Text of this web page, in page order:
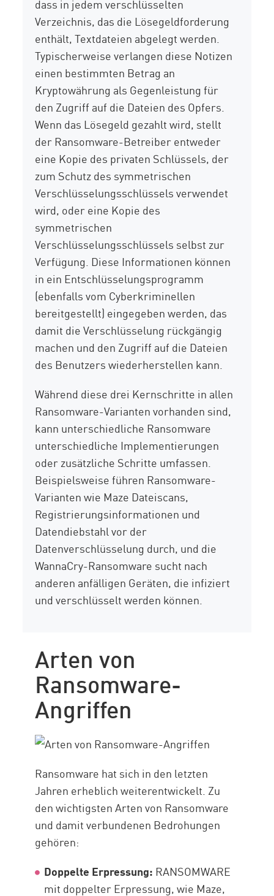
dass in jedem verschlüsselten
Verzeichnis, das die Lösegeldforderung
enthält, Textdateien abgelegt werden.
Typischerweise verlangen diese Notizen
einen bestimmten Betrag an
Kryptowährung als Gegenleistung für
den Zugriff auf die Dateien des Opfers.
Wenn das Lösegeld gezahlt wird, stellt
der Ransomware-Betreiber entweder
eine Kopie des privaten Schlüssels, der
zum Schutz des symmetrischen
Verschlüsselungsschlüssels verwendet
wird, oder eine Kopie des
symmetrischen
Verschlüsselungsschlüssels selbst zur
Verfügung. Diese Informationen können
in ein Entschlüsselungsprogramm
(ebenfalls vom Cyberkriminellen
bereitgestellt) eingegeben werden, das
damit die Verschlüsselung rückgängig
machen und den Zugriff auf die Dateien
des Benutzers wiederherstellen kann.
Während diese drei Kernschritte in allen
Ransomware-Varianten vorhanden sind,
kann unterschiedliche Ransomware
unterschiedliche Implementierungen
oder zusätzliche Schritte umfassen.
Beispielsweise führen Ransomware-
Varianten wie Maze Dateiscans,
Registrierungsinformationen und
Datendiebstahl vor der
Datenverschlüsselung durch, und die
WannaCry-Ransomware sucht nach
anderen anfälligen Geräten, die infiziert
und verschlüsselt werden können.
Arten von
Ransomware-
Angriffen
Ransomware hat sich in den letzten
Jahren erheblich weiterentwickelt. Zu
den wichtigsten Arten von Ransomware
und damit verbundenen Bedrohungen
gehören:
Doppelte Erpressung: RANSOMWARE
mit doppelter Erpressung, wie Maze,